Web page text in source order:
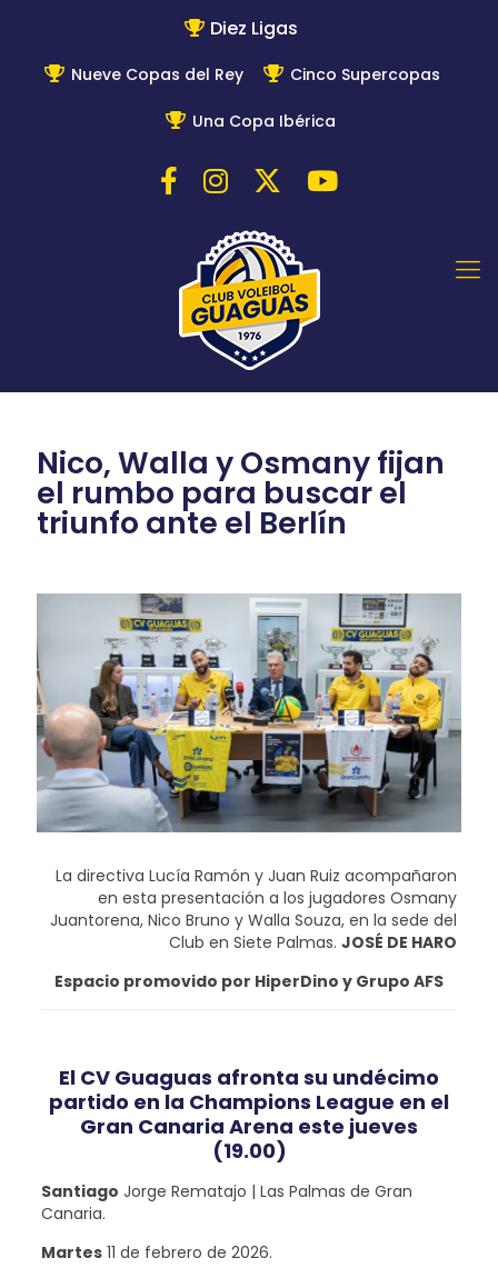
Diez Ligas
Nueve Copas del Rey Cinco Supercopas
Una Copa Ibérica
Nico, Walla y Osmany fijan
el rumbo para buscar el
triunfo ante el Berlín
La directiva Lucía Ramón y Juan Ruiz acompañaron
en esta presentación a los jugadores Osmany
Juantorena, Nico Bruno y Walla Souza, en la sede del
Club en Siete Palmas.JOSÉ DE HARO
Espacio promovido por HiperDino y Grupo AFS
El CV Guaguas afronta su undécimo
partido en la Champions League en el
Gran Canaria Arena este jueves
(19.00)
Santiago Jorge Rematajo | Las Palmas de Gran
Canaria.
Martes11 de febrero de 2026.